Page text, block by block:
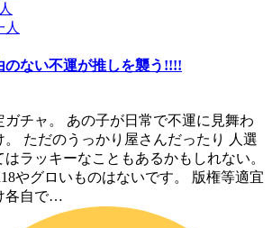
人
のない不運が推しを襲う!!!!
ガチャ。 あの子が日常で不運に見舞わ
。 ただのうっかり屋さんだったり 人選
はラッキーなこともあるかもしれない。
やグロいものはないです。 版権等適宜
各自で…